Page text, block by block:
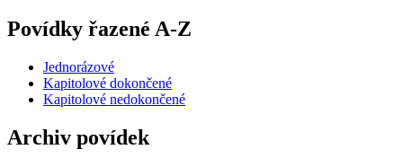
Povídky řazené A-Z
Jednorázové
Kapitolové dokončené
Kapitolové nedokončené
Archiv povídek